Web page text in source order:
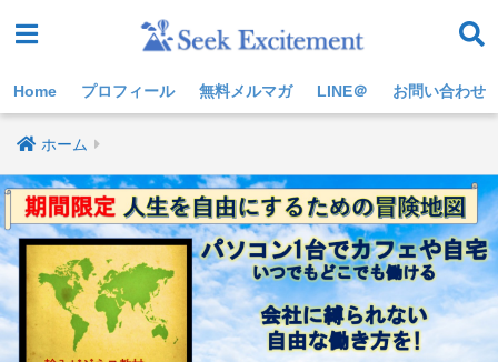
Home プロフィール 無料メルマガ LINE＠ お問い合わせ
ホーム